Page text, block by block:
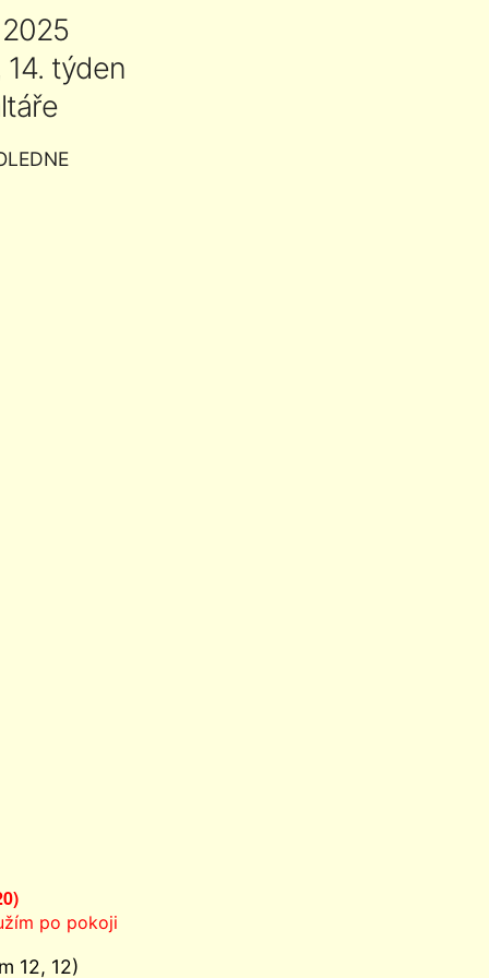
týden
po pokoji
12, 12)